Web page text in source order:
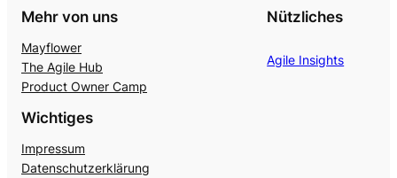
Mehr von uns
Mayflower
The Agile Hub
Product Owner Camp
Nützliches
Agile Insights
Wichtiges
Impressum
Datenschutzerklärung